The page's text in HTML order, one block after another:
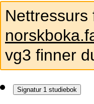
vg3 finner
Signatur 1 studiebok